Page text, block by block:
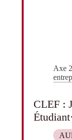
Axe
CLEF :